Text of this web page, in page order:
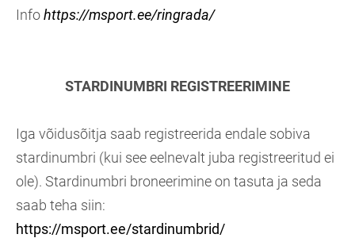
Infohttps://msport.ee/ringrada/
STARDINUMBRI REGISTREERIMINE
Iga võidusõitja saab registreerida endale sobiva
stardinumbri (kui see eelnevalt juba registreeritud ei
ole). Stardinumbri broneerimine on tasuta ja seda
saab teha siin:
https://msport.ee/stardinumbrid/